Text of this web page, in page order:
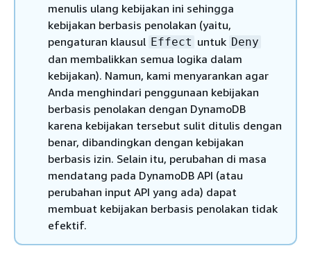
menulis ulang kebijakan ini sehingga
kebijakan berbasis penolakan (yaitu,
pengaturan klausul Effect untuk Deny
dan membalikkan semua logika dalam
kebijakan). Namun, kami menyarankan agar
Anda menghindari penggunaan kebijakan
berbasis penolakan dengan DynamoDB
karena kebijakan tersebut sulit ditulis dengan
benar, dibandingkan dengan kebijakan
berbasis izin. Selain itu, perubahan di masa
mendatang pada DynamoDB API (atau
perubahan input API yang ada) dapat
membuat kebijakan berbasis penolakan tidak
efektif.